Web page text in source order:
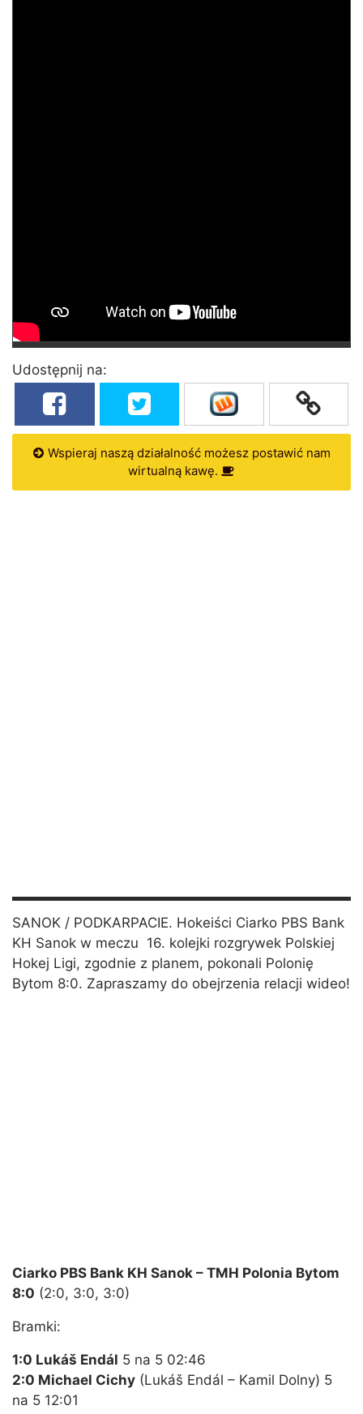
Udostępnij na:
Wspieraj naszą działalność możesz postawić nam
wirtualną kawę.
SANOK / PODKARPACIE. Hokeiści Ciarko PBS Bank
KH Sanok w meczu 16. kolejki rozgrywek Polskiej
Hokej Ligi, zgodnie z planem, pokonali Polonię
Bytom 8:0. Zapraszamy do obejrzenia relacji wideo!
Ciarko PBS Bank KH Sanok – TMH Polonia Bytom
8:0 (2:0, 3:0, 3:0)
Bramki:
1:0 Lukáš Endál 5 na 5 02:46
2:0 Michael Cichy (Lukáš Endál – Kamil Dolny) 5
na 5 12:01